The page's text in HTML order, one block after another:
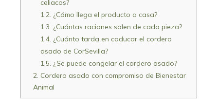
celiacos?
1.2. ¿Cómo llega el producto a casa?
1.3. ¿Cuántas raciones salen de cada pieza?
1.4. ¿Cuánto tarda en caducar el cordero
asado de CorSevilla?
1.5. ¿Se puede congelar el cordero asado?
2. Cordero asado con compromiso de Bienestar
Animal